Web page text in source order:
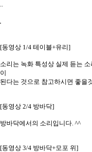
..
[동영상 1/4 테이블+유리]
소리는 녹화 특성상 실제 듣는
이
된다는 것으로 참고하시면 좋을
[동영상 2/4 방바닥]
방바닥에서의 소리입니다. ^^
[동영상 3/4 방바닥+모포 위]